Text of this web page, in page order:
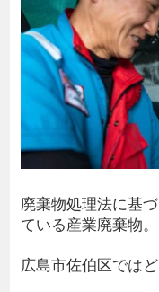
廃棄物処理法に基
ている産業廃棄物。
広島市佐伯区では